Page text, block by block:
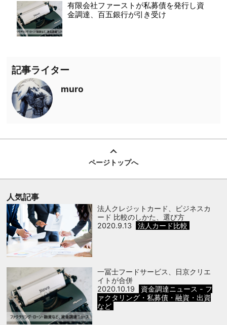
有限会社ファーストが私募債を発行し資
金調達、百五銀行が引き受け
記事ライター
muro
ページトップへ
人気記事
法人クレジットカード、ビジネスカ
ード 比較のしかた、選び方
2020.9.13
法人カード比較
一冨士フードサービス、日京クリエ
イトが合併
2020.10.19
資金調達ニュース - フ
ァクタリング・私募債・融資・出資
など